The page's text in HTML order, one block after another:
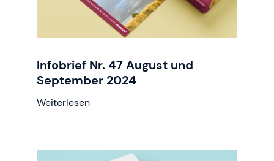
Infobrief Nr. 47 August und
September 2024
Weiterlesen